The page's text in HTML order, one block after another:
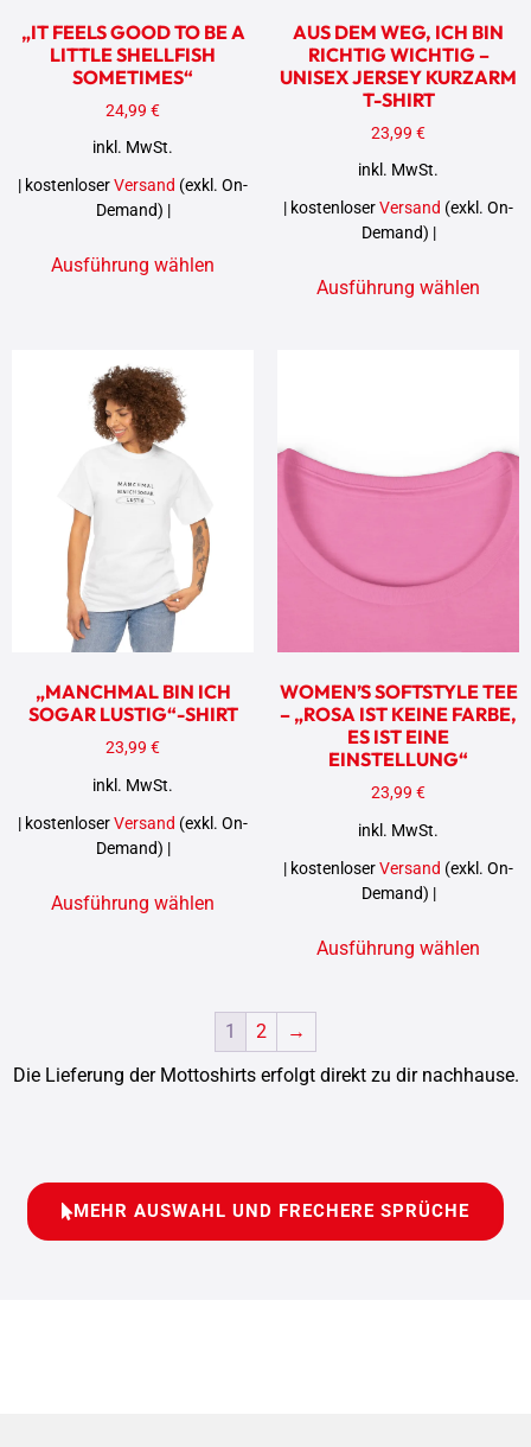
„IT FEELS GOOD TO BE A
LITTLE SHELLFISH
SOMETIMES“
24,99 €
inkl. MwSt.
| kostenloserVersand (exkl. On-
Demand) |
Ausführung wählen
AUS DEM WEG, ICH BIN
RICHTIG WICHTIG –
UNISEX JERSEY KURZARM
T-SHIRT
23,99 €
inkl. MwSt.
| kostenloserVersand (exkl. On-
Demand) |
Ausführung wählen
„MANCHMAL BIN ICH
SOGAR LUSTIG“-SHIRT
23,99 €
inkl. MwSt.
| kostenloserVersand (exkl. On-
Demand) |
Ausführung wählen
WOMEN’S SOFTSTYLE TEE
– „ROSA IST KEINE FARBE,
ES IST EINE
EINSTELLUNG“
23,99 €
inkl. MwSt.
| kostenloserVersand (exkl. On-
Demand) |
Ausführung wählen
1 2
→
Die Lieferung der Mottoshirts erfolgt direkt zu dir nachhause.
MEHR AUSWAHL UND FRECHERE SPRÜCHE